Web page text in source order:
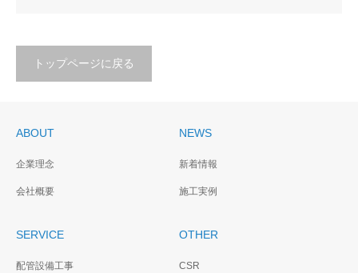
トップページに戻る
ABOUT
企業理念
会社概要
NEWS
新着情報
施工実例
SERVICE
配管設備工事
OTHER
CSR